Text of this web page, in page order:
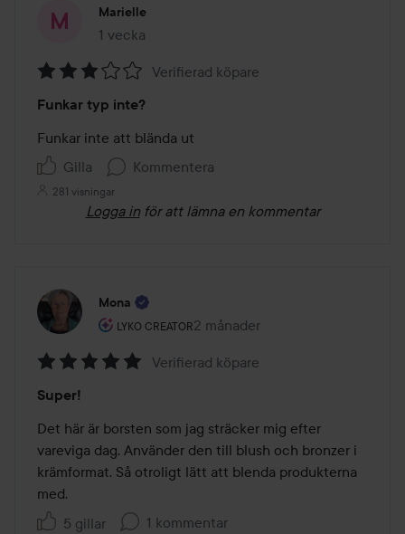
Marielle
1 vecka
Inlägget skapades 1 vecka
3
av
5
Verifierad köpare
Funkar typ inte?
Funkar inte att blända ut
Gilla
Kommentera
281 visningar
Logga in för att lämna en kommentar
Mona
LYKO CREATOR
Användarens roll: Lyko Creator.
2 månader
Inlägget skapades 2 månader
5
av
5
Verifierad köpare
Super!
Det här är borsten som jag sträcker mig efter
vareviga dag. Använder den till blush och bronzer i
krämformat. Så otroligt lätt att blenda produkterna
med.
5 gillar
1 kommentar